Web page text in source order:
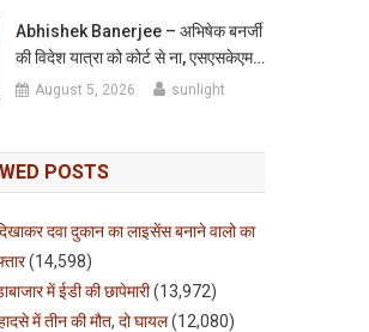
Abhishek Banerjee – अभिषेक बनर्जी
की विदेश यात्रा को कोर्ट से ना, एसएसकेएम…
August 5, 2026 sunlight
POSTS
दवा दुकान का लाइसेंस बनाने वालो का
(14,598)
में ईडी की छापेमारी(13,972)
में तीन की मौत, दो घायल(12,080)